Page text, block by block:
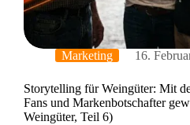
Marketing 16.
Storytelling für Weingüter: Mit
Fans und Markenbotschafter
Weingüter, Teil 6)